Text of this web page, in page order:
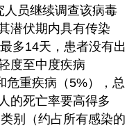
人员继续调查该病毒
潜伏期内具有传染
多14天，患者没有出
度至中度疾病
危重疾病（5%），总
的死亡率要高得多
别（约占所有感染的